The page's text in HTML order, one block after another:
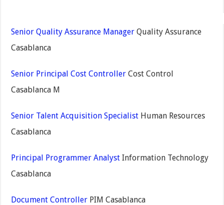
Senior Quality Assurance ManagerQuality Assurance
Casablanca
Senior Principal Cost ControllerCost Control
Casablanca M
Senior Talent Acquisition SpecialistHuman Resources
Casablanca
Principal Programmer AnalystInformation Technology
Casablanca
Document ControllerPIM Casablanca